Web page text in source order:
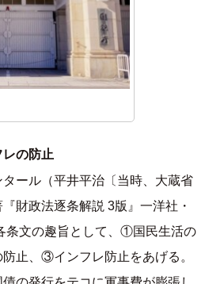
の防止
ール（平井平治〔当時、大蔵省
財政法逐条解説 3版』一洋社・
条文の趣旨として、①国民生活の
止、③インフレ防止をあげる。